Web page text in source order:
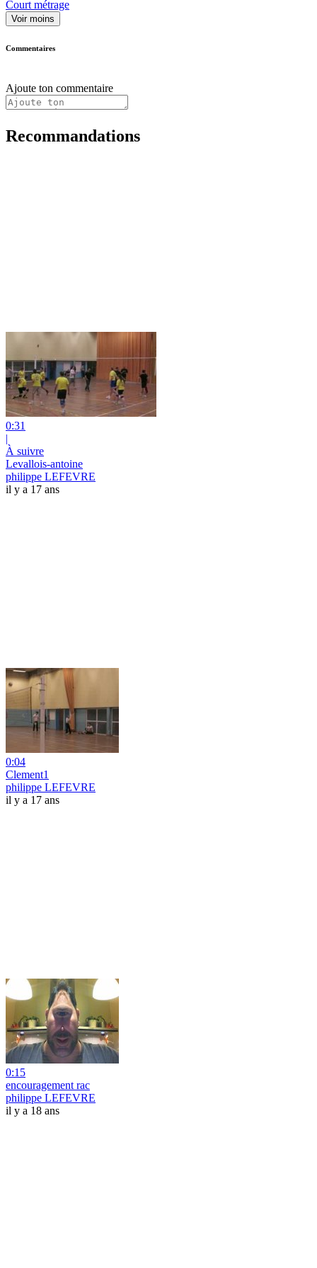
Court métrage
Voir moins
Commentaires
Ajoute ton commentaire
Recommandations
0:31
|
À suivre
Levallois-antoine
philippe LEFEVRE
il y a 17 ans
0:04
Clement1
philippe LEFEVRE
il y a 17 ans
0:15
encouragement rac
philippe LEFEVRE
il y a 18 ans